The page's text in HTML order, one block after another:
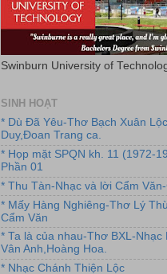
Swinburn University of
SINH HOẠT
* Dù Đã Yêu-Thơ Bạch Xuân
Duy,Đoan Trang ca.
* Họp mặt SPQN kh. 11 (1972-
Phần 01
* Thu Tàn-Nhạc và lời Cẩm
* Mấy Hàng Nghiêng-Thơ Lý
Cẩm Văn
* Ta là của nhau-Thơ BXL-Nhạc
Vân Anh,Hoàng Hoa.
* Nhạc Chánh Thiện Lộc